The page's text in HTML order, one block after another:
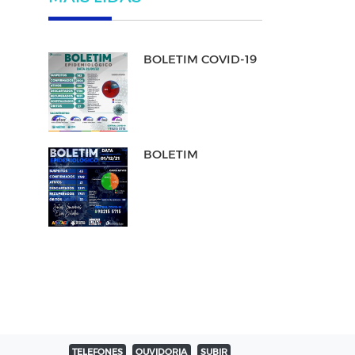
BOLETIM COVID-19
BOLETIM
TELEFONES OUVIDORIA SUBIR